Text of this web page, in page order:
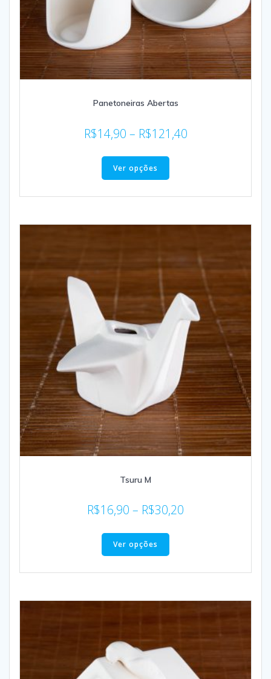
Panetoneiras Abertas
R$14,90 – R$121,40
Ver opções
Tsuru M
R$16,90 – R$30,20
Ver opções